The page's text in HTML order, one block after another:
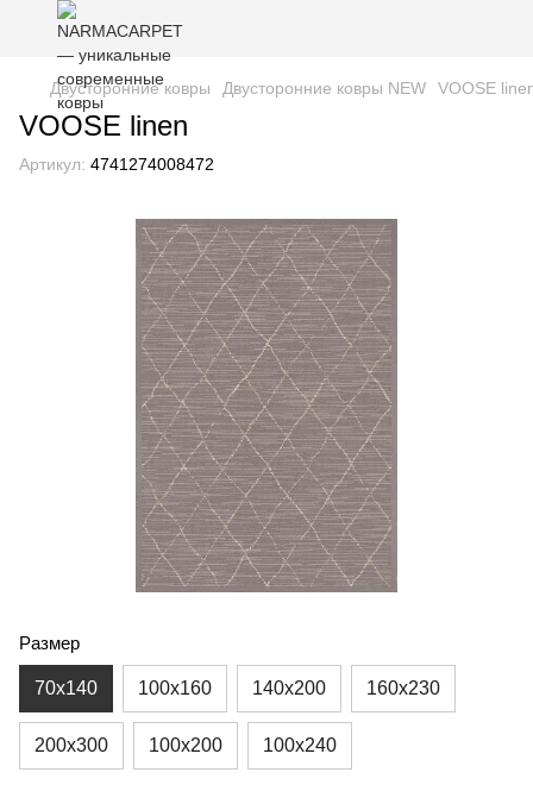
Двусторонние ковры Двусторонние ковры NEW VOOSE
VOOSE linen
Артикул: 4741274008472
Размер
70x140 100x160 140x200 160x230
200x300 100x200 100x240